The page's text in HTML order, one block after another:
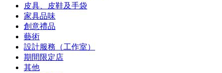
皮具、皮鞋及手袋
家具品味
創意禮品
藝術
設計服務（工作室）
期間限定店
其他